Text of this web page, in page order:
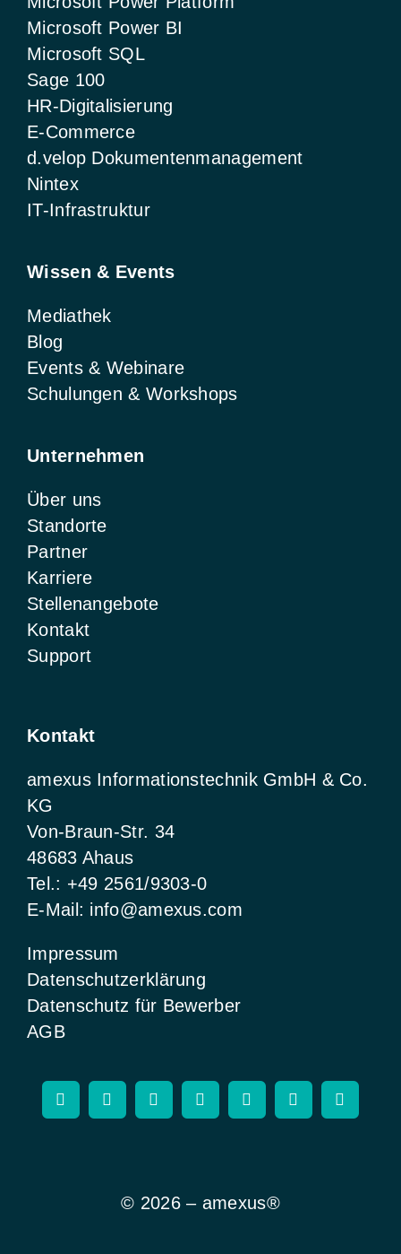
Microsoft Power BI
Microsoft SQL
Sage 100
HR-Digitalisierung
E-Commerce
d.velop Dokumentenmanagement
Nintex
IT-Infrastruktur
Wissen & Events
Mediathek
Blog
Events & Webinare
Schulungen & Workshops
Unternehmen
Über uns
Standorte
Partner
Karriere
Stellenangebote
Kontakt
Support
Kontakt
amexus Informationstechnik GmbH & Co.
KG
Von-Braun-Str. 34
48683 Ahaus
Tel.: +49 2561/9303-0
E-Mail: info@amexus.com
Impressum
Datenschutzerklärung
Datenschutz für Bewerber
AGB
© 2026 – amexus®